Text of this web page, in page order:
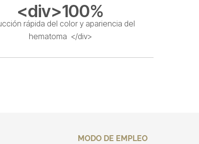
<div>100%
rápida del color y apariencia del
hematoma </div>
MODO DE EMPLEO